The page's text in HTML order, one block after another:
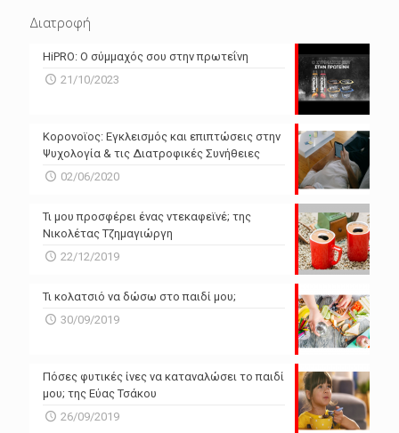
N/A
Powered by Forecast.io
Διατροφή
HiPRO: Ο σύμμαχός σου στην πρωτεΐνη
21/10/2023
Κορονοϊος: Εγκλεισμός και επιπτώσεις στην
Ψυχολογία & τις Διατροφικές Συνήθειες
02/06/2020
Τι μου προσφέρει ένας ντεκαφεϊνέ; της
Νικολέτας Τζημαγιώργη
22/12/2019
Τι κολατσιό να δώσω στο παιδί μου;
30/09/2019
Πόσες φυτικές ίνες να καταναλώσει το παιδί
μου; της Εύας Τσάκου
26/09/2019